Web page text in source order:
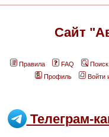
Сайт
Правила FAQ
Поиск
Профиль
Войти
Телеграм-